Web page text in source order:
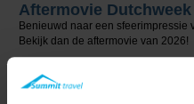
Aftermovie
Benieuwd naar een sfeerimpressie
Bekijk dan de aftermovie van 2026!